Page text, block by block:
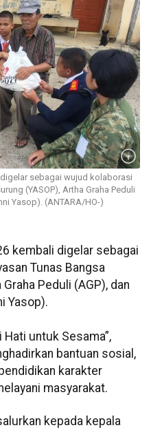
digelar sebagai wujud kolaborasi
(YASOP), Artha Graha Peduli
Yasop). (ANTARA/HO-)
kembali digelar sebagai
Tunas Bangsa
Peduli (AGP), dan
Yasop).
untuk Sesama”,
bantuan sosial,
karakter
masyarakat.
kepada kepala